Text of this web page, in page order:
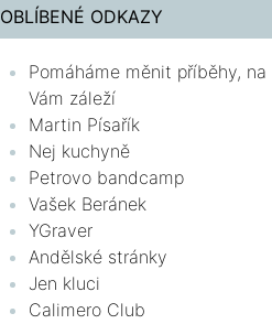
OBLÍBENÉ ODKAZY
Pomáháme měnit příběhy,
Vám záleží
Martin Písařík
Nej kuchyně
Petrovo bandcamp
Vašek Beránek
YGraver
Andělské stránky
Jen kluci
Calimero Club